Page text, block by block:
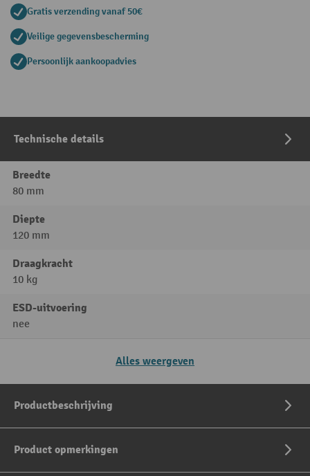
Gratis verzending vanaf 50€
Veilige gegevensbescherming
Persoonlijk aankoopadvies
Technische details
Breedte
80 mm
Diepte
120 mm
Draagkracht
10 kg
ESD-uitvoering
nee
Alles weergeven
Productbeschrijving
Product opmerkingen